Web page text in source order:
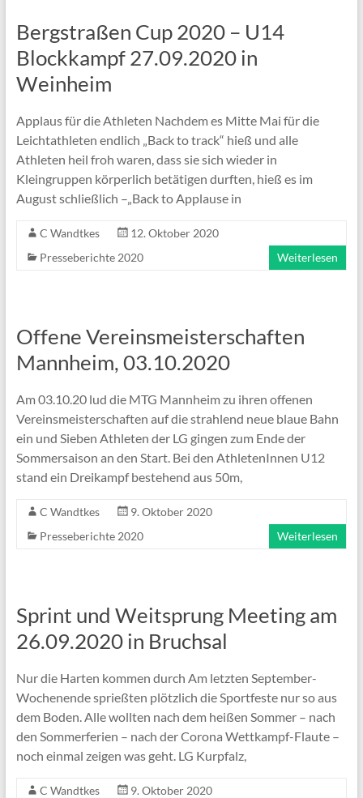
Bergstraßen Cup 2020 – U14
Blockkampf 27.09.2020 in
Weinheim
Applaus für die Athleten Nachdem es Mitte Mai für die
Leichtathleten endlich „Back to track“ hieß und alle
Athleten heil froh waren, dass sie sich wieder in
Kleingruppen körperlich betätigen durften, hieß es im
August schließlich –„Back to Applause in
C Wandtkes
12. Oktober 2020
Presseberichte 2020
Weiterlesen
Offene Vereinsmeisterschaften
Mannheim, 03.10.2020
Am 03.10.20 lud die MTG Mannheim zu ihren offenen
Vereinsmeisterschaften auf die strahlend neue blaue Bahn
ein und Sieben Athleten der LG gingen zum Ende der
Sommersaison an den Start. Bei den AthletenInnen U12
stand ein Dreikampf bestehend aus 50m,
C Wandtkes
9. Oktober 2020
Presseberichte 2020
Weiterlesen
Sprint und Weitsprung Meeting am
26.09.2020 in Bruchsal
Nur die Harten kommen durch Am letzten September-
Wochenende sprießten plötzlich die Sportfeste nur so aus
dem Boden. Alle wollten nach dem heißen Sommer – nach
den Sommerferien – nach der Corona Wettkampf-Flaute –
noch einmal zeigen was geht. LG Kurpfalz,
C Wandtkes
9. Oktober 2020